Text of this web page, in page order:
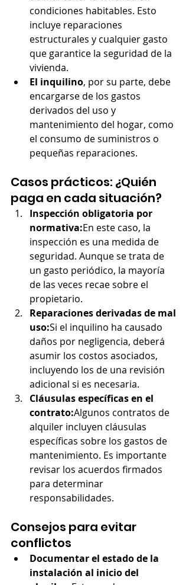
condiciones habitables. Esto
incluye reparaciones
estructurales y cualquier gasto
que garantice la seguridad de la
vivienda.
El inquilino, por su parte, debe
encargarse de los gastos
derivados del uso y
mantenimiento del hogar, como
el consumo de suministros o
pequeñas reparaciones.
Casos prácticos: ¿Quién
paga en cada situación?
Inspección obligatoria por
normativa:En este caso, la
inspección es una medida de
seguridad. Aunque se trata de
un gasto periódico, la mayoría
de las veces recae sobre el
propietario.
Reparaciones derivadas de mal
uso:Si el inquilino ha causado
daños por negligencia, deberá
asumir los costos asociados,
incluyendo los de una revisión
adicional si es necesaria.
Cláusulas específicas en el
contrato:Algunos contratos de
alquiler incluyen cláusulas
específicas sobre los gastos de
mantenimiento. Es importante
revisar los acuerdos firmados
para determinar
responsabilidades.
Consejos para evitar
conflictos
Documentar el estado de la
instalación al inicio del